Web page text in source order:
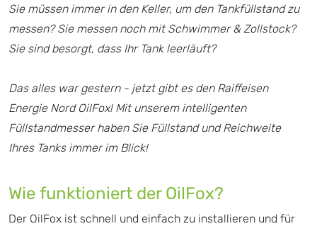
Sie müssen immer in den Keller, um den Tankfüllstand zu
messen? Sie messen noch mit Schwimmer & Zollstock?
Sie sind besorgt, dass Ihr Tank leerläuft?
Das alles war gestern - jetzt gibt es den Raiffeisen
Energie Nord OilFox! Mit unserem intelligenten
Füllstandmesser haben Sie Füllstand und Reichweite
Ihres Tanks immer im Blick!
Wie funktioniert der OilFox?
Der OilFox ist schnell und einfach zu installieren und für